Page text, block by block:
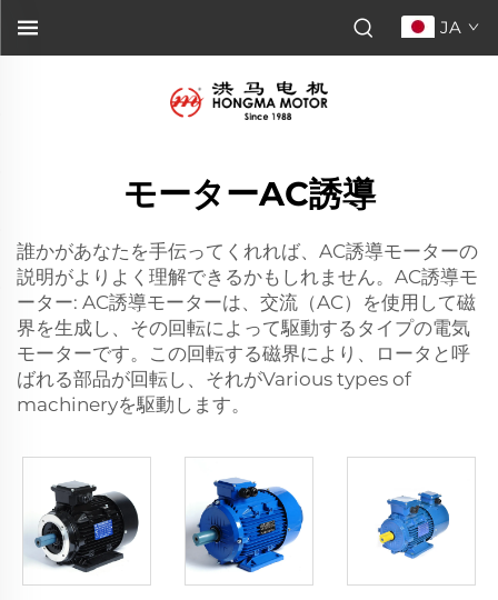
JA
モーターAC誘導
誰かがあなたを手伝ってくれれば、AC誘導モーターの
説明がよりよく理解できるかもしれません。AC誘導モ
ーター: AC誘導モーターは、交流（AC）を使用して磁
界を生成し、その回転によって駆動するタイプの電気
モーターです。この回転する磁界により、ロータと呼
ばれる部品が回転し、それがVarious types of
machineryを駆動します。